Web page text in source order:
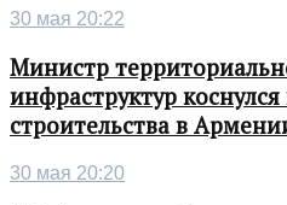
30 мая 20:22
Министр
инфраструктур
строительства в
30 мая 20:20